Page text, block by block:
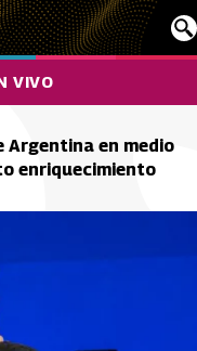
VIVO
Argentina en medio
enriquecimiento